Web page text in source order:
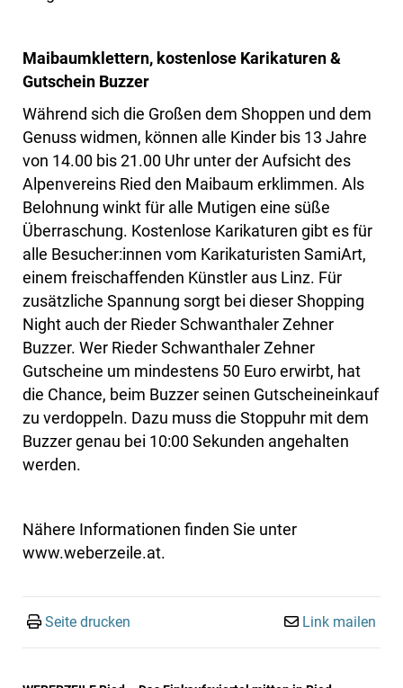
Maibaumklettern, kostenlose Karikaturen &
Gutschein Buzzer
Während sich die Großen dem Shoppen und dem
Genuss widmen, können alle Kinder bis 13 Jahre
von 14.00 bis 21.00 Uhr unter der Aufsicht des
Alpenvereins Ried den Maibaum erklimmen. Als
Belohnung winkt für alle Mutigen eine süße
Überraschung. Kostenlose Karikaturen gibt es für
alle Besucher:innen vom Karikaturisten SamiArt,
einem freischaffenden Künstler aus Linz. Für
zusätzliche Spannung sorgt bei dieser Shopping
Night auch der Rieder Schwanthaler Zehner
Buzzer. Wer Rieder Schwanthaler Zehner
Gutscheine um mindestens 50 Euro erwirbt, hat
die Chance, beim Buzzer seinen Gutscheineinkauf
zu verdoppeln. Dazu muss die Stoppuhr mit dem
Buzzer genau bei 10:00 Sekunden angehalten
werden.
Nähere Informationen finden Sie unter
www.weberzeile.at.
Seite drucken Link mailen